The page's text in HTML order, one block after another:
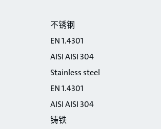
不锈钢
EN 1.4301
AISI AISI 304
Stainless steel
EN 1.4301
AISI AISI 304
铸铁